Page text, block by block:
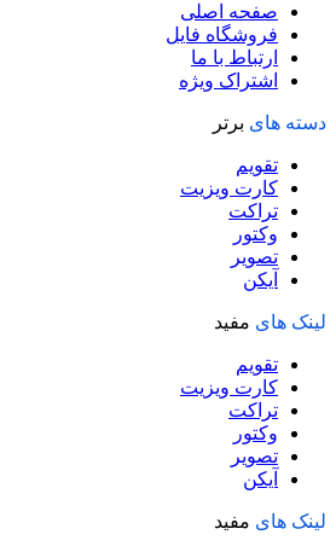
صفحه اصلی
فروشگاه فایل
ارتباط با ما
اشتراک ویژه
دسته های برتر
تقویم
کارت ویزیت
تراکت
وکتور
تصویر
آیکن
لینک های مفید
تقویم
کارت ویزیت
تراکت
وکتور
تصویر
آیکن
لینک های مفید